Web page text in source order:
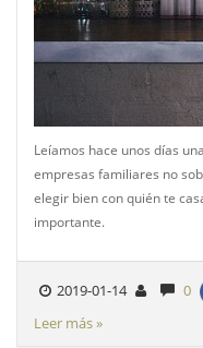
Leíamos hace unos días
empresas familiares no
elegir bien con quién te
importante.
2019-01-14
0
Leer más »